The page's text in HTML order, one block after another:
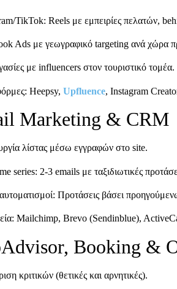
TikTok: Reels με εμπειρίες πελατών,
Ads με γεωγραφικό targeting ανά χώρα
με influencers στον τουριστικό τομέα.
Heepsy, Upfluence, Instagram
Marketing & CRM
λίστας μέσω εγγραφών στο site.
series: 2-3 emails με ταξιδιωτικές
Προτάσεις βάσει
Mailchimp, Brevo (Sendinblue),
Booking &
κριτικών (θετικές και αρνητικές).